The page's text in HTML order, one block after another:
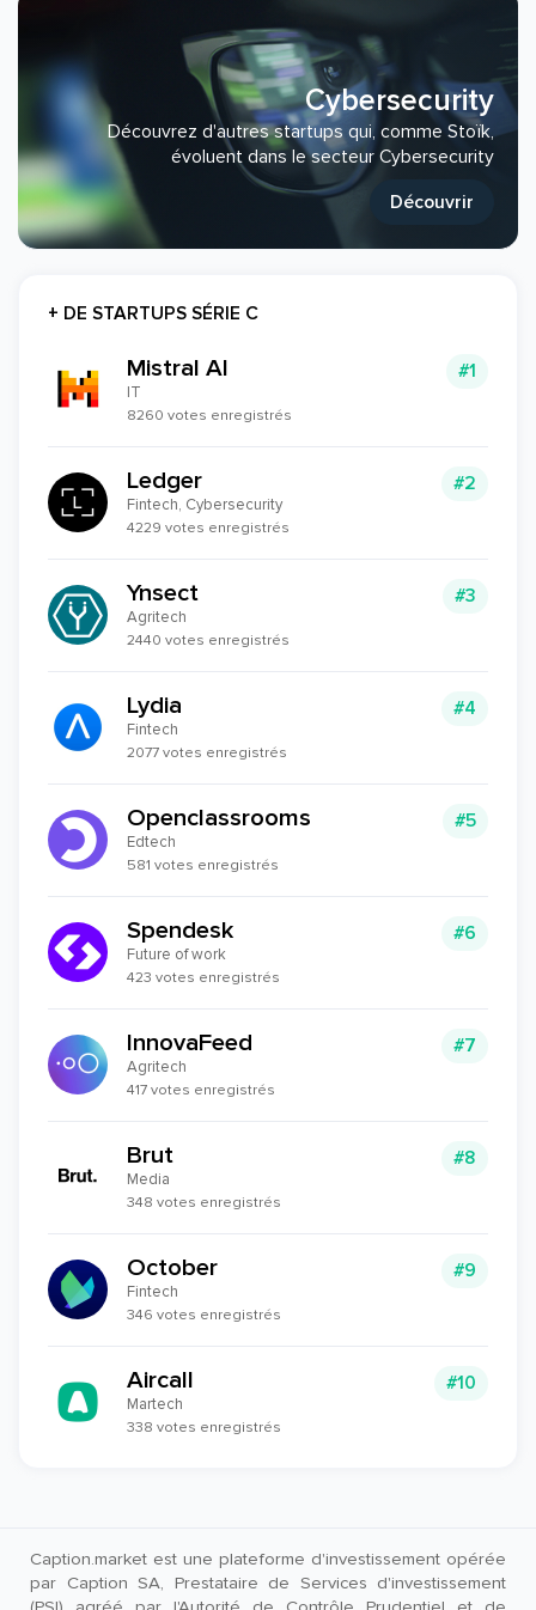
Cybersecurity
Découvrez d'autres startups qui, comme Stoïk,
évoluent dans le secteur Cybersecurity
Découvrir
+ DE STARTUPS SÉRIE C
#1
Mistral AI
IT
8260 votes enregistrés
#2
Ledger
Fintech, Cybersecurity
4229 votes enregistrés
#3
Ynsect
Agritech
2440 votes enregistrés
#4
Lydia
Fintech
2077 votes enregistrés
#5
Openclassrooms
Edtech
581 votes enregistrés
#6
Spendesk
Future of work
423 votes enregistrés
#7
InnovaFeed
Agritech
417 votes enregistrés
#8
Brut
Media
348 votes enregistrés
#9
October
Fintech
346 votes enregistrés
#10
Aircall
Martech
338 votes enregistrés
Caption.market est une plateforme d'investissement opérée
par Caption SA, Prestataire de Services d'investissement